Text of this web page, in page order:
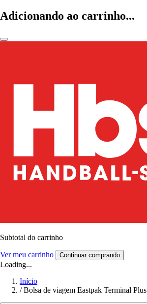
Adicionando ao carrinho...
Subtotal do carrinho
Ver meu carrinho Continuar comprando
Loading...
Início
/ Bolsa de viagem Eastpak Terminal Plus